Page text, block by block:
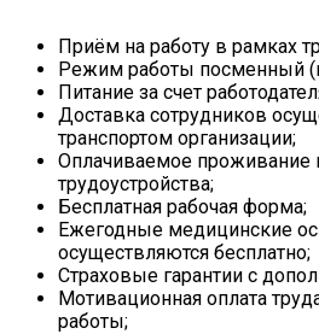
Приём на работу в рамках
Режим работы посменный
Питание за счет
Доставка сотрудников
транспортом организации;
Оплачиваемое проживание
трудоустройства;
Бесплатная рабочая форма;
Ежегодные медицинские
осуществляются бесплатно;
Страховые гарантии с
Мотивационная оплата
работы;